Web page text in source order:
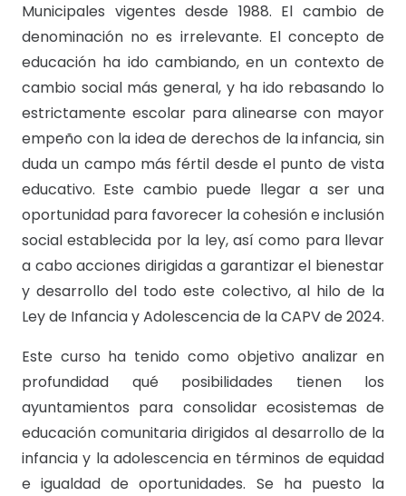
Municipales vigentes desde 1988. El cambio de
denominación no es irrelevante. El concepto de
educación ha ido cambiando, en un contexto de
cambio social más general, y ha ido rebasando lo
estrictamente escolar para alinearse con mayor
empeño con la idea de derechos de la infancia, sin
duda un campo más fértil desde el punto de vista
educativo. Este cambio puede llegar a ser una
oportunidad para favorecer la cohesión e inclusión
social establecida por la ley, así como para llevar
a cabo acciones dirigidas a garantizar el bienestar
y desarrollo del todo este colectivo, al hilo de la
Ley de Infancia y Adolescencia de la CAPV de 2024.
Este curso ha tenido como objetivo analizar en
profundidad qué posibilidades tienen los
ayuntamientos para consolidar ecosistemas de
educación comunitaria dirigidos al desarrollo de la
infancia y la adolescencia en términos de equidad
e igualdad de oportunidades. Se ha puesto la